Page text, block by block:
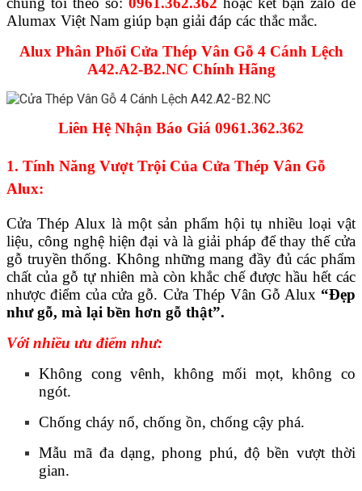
Alumax Việt Nam giúp bạn giải đáp các thắc mắc.
Alux Phân Phối Cửa Thép Vân Gỗ 4 Cánh Lệch
A42.A2-B2.NC Chính Hãng
Liên Hệ Nhận Báo Giá 0961.362.362
1. Tính Năng Vượt Trội Của Cửa Thép Vân Gỗ
Alux:
Cửa Thép Alux là một sản phẩm hội tụ nhiều loại vật
liệu, công nghệ hiện đại và là giải pháp để thay thế cửa
gỗ truyền thống. Không những mang đầy đủ các phẩm
chất của gỗ tự nhiên mà còn khắc chế được hầu hết các
nhược điểm của cửa gỗ. Cửa Thép Vân Gỗ Alux “Đẹp
như gỗ, mà lại bền hơn gỗ thật”.
Với nhiều ưu điểm như:
Không cong vênh, không mối mọt, không co
ngót.
Chống cháy nổ, chống ồn, chống cậy phá.
Mẫu mã đa dạng, phong phú, độ bền vượt thời
gian.